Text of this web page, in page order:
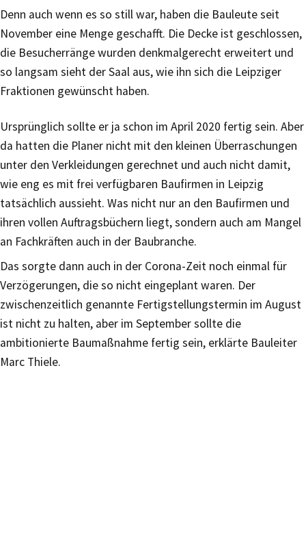
Denn auch wenn es so still war, haben die Bauleute seit
November eine Menge geschafft. Die Decke ist geschlossen,
die Besucherränge wurden denkmalgerecht erweitert und
so langsam sieht der Saal aus, wie ihn sich die Leipziger
Fraktionen gewünscht haben.
Ursprünglich sollte er ja schon im April 2020 fertig sein. Aber
da hatten die Planer nicht mit den kleinen Überraschungen
unter den Verkleidungen gerechnet und auch nicht damit,
wie eng es mit frei verfügbaren Baufirmen in Leipzig
tatsächlich aussieht. Was nicht nur an den Baufirmen und
ihren vollen Auftragsbüchern liegt, sondern auch am Mangel
an Fachkräften auch in der Baubranche.
Das sorgte dann auch in der Corona-Zeit noch einmal für
Verzögerungen, die so nicht eingeplant waren. Der
zwischenzeitlich genannte Fertigstellungstermin im August
ist nicht zu halten, aber im September sollte die
ambitionierte Baumaßnahme fertig sein, erklärte Bauleiter
Marc Thiele.